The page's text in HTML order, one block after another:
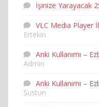
İşinize Yarayacak
VLC Media Player
Ertekin
Anki Kullanımı –
Admin
Anki Kullanımı –
Sustun